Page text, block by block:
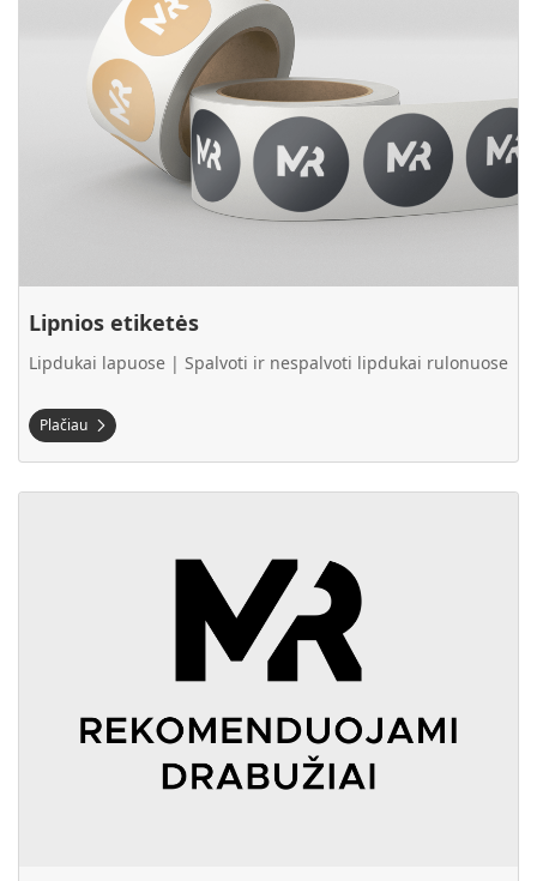
Lipnios etiketės
Lipdukai lapuose | Spalvoti ir nespalvoti lipdukai rulonuose
Plačiau